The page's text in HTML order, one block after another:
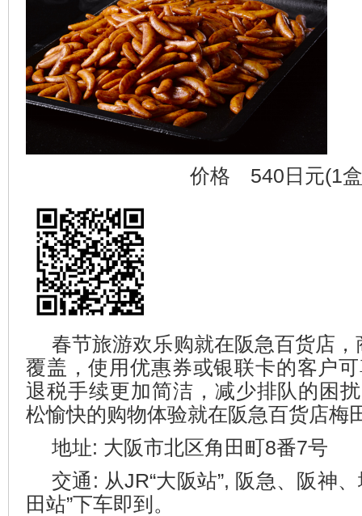
价格 540日元(1
春节旅游欢乐购就在阪急百货店
覆盖，使用优惠券或银联卡的客户
退税手续更加简洁，减少排队的困
松愉快的购物体验就在阪急百货店梅
地址: 大阪市北区角田町8番7号
交通: 从JR“大阪站”, 阪急、阪神
田站”下车即到。